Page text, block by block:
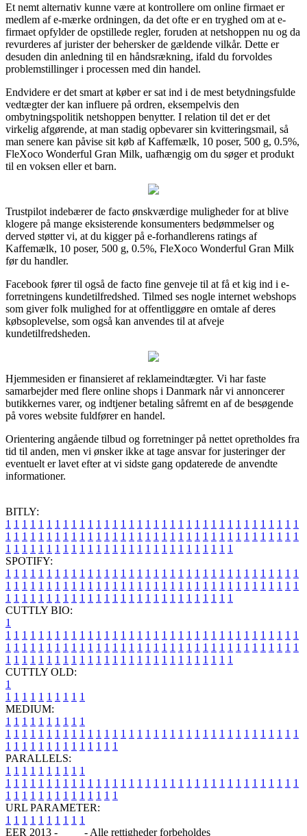
Et nemt alternativ kunne være at kontrollere om online firmaet er
medlem af e-mærke ordningen, da det ofte er en tryghed om at e-
firmaet opfylder de opstillede regler, foruden at netshoppen nu og da
revurderes af jurister der behersker de gældende vilkår. Dette er
desuden din anledning til en håndsrækning, ifald du forvoldes
problemstillinger i processen med din handel.
Endvidere er det smart at køber er sat ind i de mest betydningsfulde
vedtægter der kan influere på ordren, eksempelvis den
ombytningspolitik netshoppen benytter. I relation til det er det
virkelig afgørende, at man stadig opbevarer sin kvitteringsmail, så
man senere kan påvise sit køb af Kaffemælk, 10 poser, 500 g, 0.5%,
FleXoco Wonderful Gran Milk, uafhængig om du søger et produkt
til en voksen eller et barn.
Trustpilot indebærer de facto ønskværdige muligheder for at blive
klogere på mange eksisterende konsumenters bedømmelser og
derved støtter vi, at du kigger på e-forhandlerens ratings af
Kaffemælk, 10 poser, 500 g, 0.5%, FleXoco Wonderful Gran Milk
før du handler.
Facebook fører til også de facto fine genveje til at få et kig ind i e-
forretningens kundetilfredshed. Tilmed ses nogle internet webshops
som giver folk mulighed for at offentliggøre en omtale af deres
købsoplevelse, som også kan anvendes til at afveje
kundetilfredsheden.
Hjemmesiden er finansieret af reklameindtægter. Vi har faste
samarbejder med flere online shops i Danmark når vi annoncerer
butikkernes varer, og indtjener betaling såfremt en af de besøgende
på vores website fuldfører en handel.
Orientering angående tilbud og forretninger på nettet opretholdes fra
tid til anden, men vi ønsker ikke at tage ansvar for justeringer der
eventuelt er lavet efter at vi sidste gang opdaterede de anvendte
informationer.
BITLY:
1 1 1 1 1 1 1 1 1 1 1 1 1 1 1 1 1 1 1 1 1 1 1 1 1 1 1 1 1 1 1 1 1 1 1 1
1 1 1 1 1 1 1 1 1 1 1 1 1 1 1 1 1 1 1 1 1 1 1 1 1 1 1 1 1 1 1 1 1 1 1 1
1 1 1 1 1 1 1 1 1 1 1 1 1 1 1 1 1 1 1 1 1 1 1 1 1 1 1 1
SPOTIFY:
1 1 1 1 1 1 1 1 1 1 1 1 1 1 1 1 1 1 1 1 1 1 1 1 1 1 1 1 1 1 1 1 1 1 1 1
1 1 1 1 1 1 1 1 1 1 1 1 1 1 1 1 1 1 1 1 1 1 1 1 1 1 1 1 1 1 1 1 1 1 1 1
1 1 1 1 1 1 1 1 1 1 1 1 1 1 1 1 1 1 1 1 1 1 1 1 1 1 1 1
CUTTLY BIO:
1
1 1 1 1 1 1 1 1 1 1 1 1 1 1 1 1 1 1 1 1 1 1 1 1 1 1 1 1 1 1 1 1 1 1 1 1
1 1 1 1 1 1 1 1 1 1 1 1 1 1 1 1 1 1 1 1 1 1 1 1 1 1 1 1 1 1 1 1 1 1 1 1
1 1 1 1 1 1 1 1 1 1 1 1 1 1 1 1 1 1 1 1 1 1 1 1 1 1 1 1
CUTTLY OLD:
1
1 1 1 1 1 1 1 1 1 1
MEDIUM:
1 1 1 1 1 1 1 1 1 1
1 1 1 1 1 1 1 1 1 1 1 1 1 1 1 1 1 1 1 1 1 1 1 1 1 1 1 1 1 1 1 1 1 1 1 1
1 1 1 1 1 1 1 1 1 1 1 1 1 1
PARALLELS:
1 1 1 1 1 1 1 1 1 1
1 1 1 1 1 1 1 1 1 1 1 1 1 1 1 1 1 1 1 1 1 1 1 1 1 1 1 1 1 1 1 1 1 1 1 1
1 1 1 1 1 1 1 1 1 1 1 1 1 1
URL PARAMETER:
1 1 1 1 1 1 1 1 1 1
EER 2013 -
- Alle rettigheder forbeholdes